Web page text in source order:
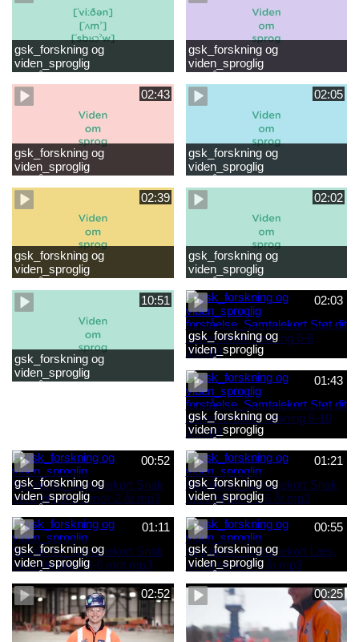
gsk_forskning og
viden_sproglig
læsevanskeligheder.mp4
gsk_forskning og
viden_sproglig
første læsning 6-8 år.mp4
02:43
gsk_forskning og
viden_sproglig
forståelse_Støt dit barns
fortsatte læsning 8-10 år.mp4
02:05
gsk_forskning og
viden_sproglig
forståelse_Snak med dit barn
6 mdr-2 år.mp4
02:39
gsk_forskning og
viden_sproglig
forståelse_Snak med dit barn
2-6 år.mp4
02:02
gsk_forskning og
viden_sproglig
forståelse_Snak med din
baby 0-6 mdr.mp4
10:51
gsk_forskning og
viden_sproglig
forståelse_Barnets sproglige
02:03
gsk_forskning og
viden_sproglig
forståelse_Samtalekort Støt
dit barns første læsning 6-8
år.mp3
01:43
gsk_forskning og
viden_sproglig
forståelse_Samtalekort Støt
dit barns fortsatte læsning 8-
10 år.mp3
00:52
gsk_forskning og
viden_sproglig
forståelse_Samtalekort Snak
med dit barn 6 mdr-2 år.mp3
01:21
gsk_forskning og
viden_sproglig
forståelse_Samtalekort Snak
med dit barn 2-6 år.mp3
01:11
gsk_forskning og
viden_sproglig
forståelse_Samtalekort Snak
med din baby 0-6 mdr.mp3
00:55
gsk_forskning og
viden_sproglig
forståelse_Samtalekort Læs,
lyt og skriv 3-6 år.mp3
02:52 00:25